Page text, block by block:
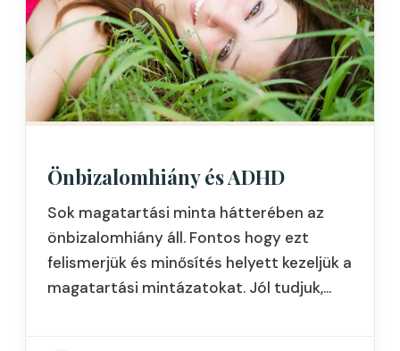
Önbizalomhiány és ADHD
Sok magatartási minta hátterében az
önbizalomhiány áll. Fontos hogy ezt
felismerjük és minősítés helyett kezeljük a
magatartási mintázatokat. Jól tudjuk,
szükség. Akármilyen képességgel